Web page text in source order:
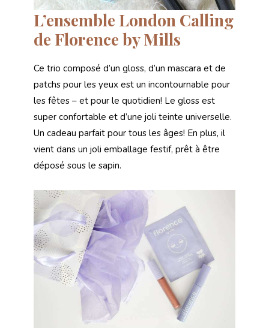
L’ensemble London Calling
de Florence by Mills
Ce trio composé d’un gloss, d’un mascara et de
patchs pour les yeux est un incontournable pour
les fêtes – et pour le quotidien! Le gloss est
super confortable et d’une joli teinte universelle.
Un cadeau parfait pour tous les âges! En plus, il
vient dans un joli emballage festif, prêt à être
déposé sous le sapin.